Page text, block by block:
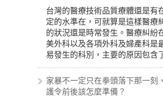
台灣的醫療技術品質療體還是有
定的水準在，可就算是這樣醫療
的狀況還是時常發生。醫療糾紛
美外科以及各項外科及婦產科是
易發生的科別，主要的原因包含
生未盡告知義務、醫療處置疏失
術疏失、術後照顧失當、醫療費
收取。雖然醫學進步，但醫生與
家暴不一定只在拳頭落下那一刻
護令前後該怎麼準備？